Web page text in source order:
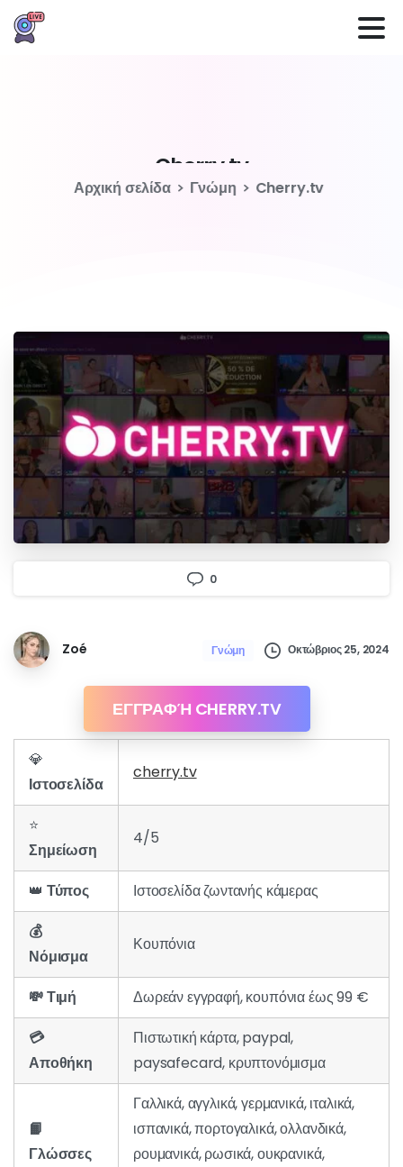
Αρχική σελίδα Γνώμη Cherry.tv
0
Zoé Γνώμη Οκτώβριος 25, 2024
ΕΓΓΡΑΦΉ CHERRY.TV
💎
Ιστοσελίδα
cherry.tv
⭐
Σημείωση
4/5
👑 Τύπος
Ιστοσελίδα ζωντανής κάμερας
💰
Νόμισμα
Κουπόνια
💸 Τιμή
Δωρεάν εγγραφή, κουπόνια έως 99 €
💳
Αποθήκη
Πιστωτική κάρτα, paypal,
paysafecard, κρυπτονόμισμα
📙
Γλώσσες
Γαλλικά, αγγλικά, γερμανικά, ιταλικά,
ισπανικά, πορτογαλικά, ολλανδικά,
ρουμανικά, ρωσικά, ουκρανικά,